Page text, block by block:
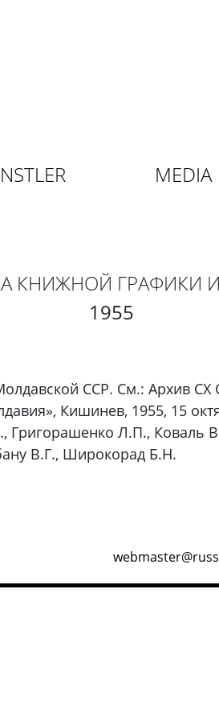
MEDIA
КНИЖНОЙ ГРАФИКИ
1955
ССР. См.: Архив СХ
Кишинев, 1955, 15
Григорашенко Л.П., Коваль
В.Г., Широкорад Б.Н.